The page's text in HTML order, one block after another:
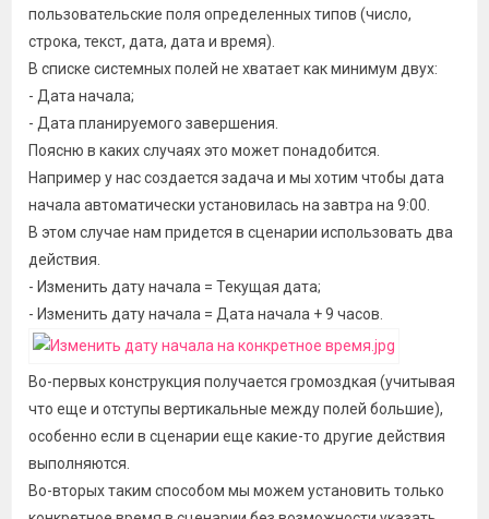
пользовательские поля определенных типов (число,
строка, текст, дата, дата и время).
В списке системных полей не хватает как минимум двух:
- Дата начала;
- Дата планируемого завершения.
Поясню в каких случаях это может понадобится.
Например у нас создается задача и мы хотим чтобы дата
начала автоматически установилась на завтра на 9:00.
В этом случае нам придется в сценарии использовать два
действия.
- Изменить дату начала = Текущая дата;
- Изменить дату начала = Дата начала + 9 часов.
Во-первых конструкция получается громоздкая (учитывая
что еще и отступы вертикальные между полей большие),
особенно если в сценарии еще какие-то другие действия
выполняются.
Во-вторых таким способом мы можем установить только